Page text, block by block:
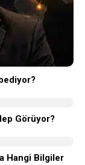
Görüyor?
Hangi Bilgiler